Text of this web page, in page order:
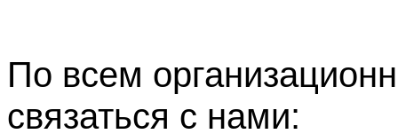
По всем
связаться с нами: